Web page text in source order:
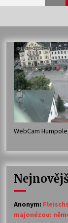
30.
23.
14.
30.
WebCam
Anonym:
majonézou: